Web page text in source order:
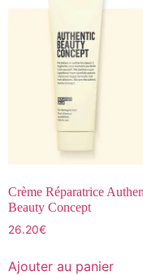
Crème Réparatrice
Beauty Concept
26.20€
Ajouter au panier